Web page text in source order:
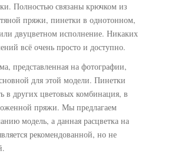
Полностью связаны крючком из
пряжи, пинетки в однотонном,
двуцветном исполнение. Никаких
всё очень просто и доступно.
представленная на фотографии,
для этой модели. Пинетки
в других цветовых комбинация, в
пряжи. Мы предлагаем
модель, а данная расцветка на
рекомендованной, но не